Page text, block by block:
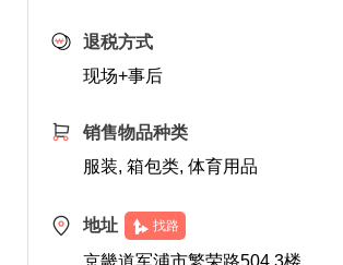
退税方式
现场+事后
销售物品种类
服装, 箱包类, 体育用品
地址 找路
京畿道军浦市繁荣路504 3楼